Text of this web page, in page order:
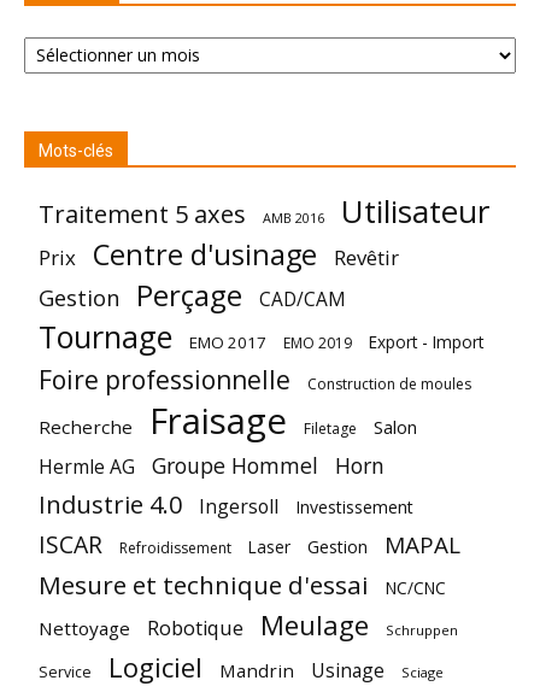
Archives
Mots-clés
Traitement 5 axes AMB 2016 Utilisateur
Prix Centre d'usinage Revêtir
Gestion Perçage CAD/CAM
Tournage EMO 2017 EMO 2019 Export - Import
Foire professionnelle Construction de moules
Recherche Fraisage Filetage Salon
Hermle AG Groupe Hommel Horn
Industrie 4.0 Ingersoll Investissement
ISCAR Refroidissement Laser Gestion MAPAL
Mesure et technique d'essai NC/CNC
Nettoyage Robotique Meulage Schruppen
Service Logiciel Mandrin Usinage Sciage